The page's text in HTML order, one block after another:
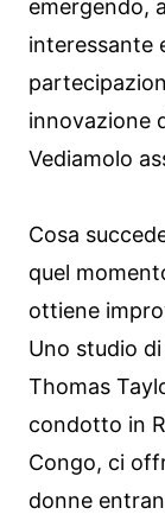
emergendo,
interessante
innovazione
Vediamolo
Cosa
quel
ottiene
Uno studio
Thomas
condotto in
Congo, ci
donne